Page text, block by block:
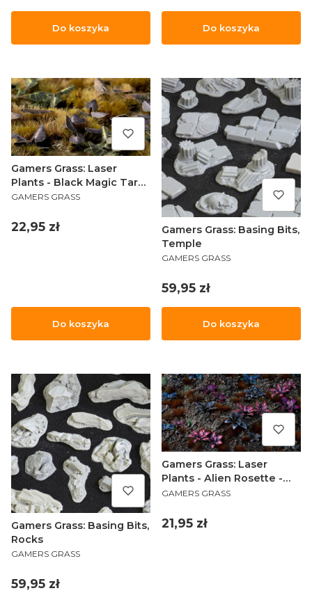
Do koszyka Do koszyka
Gamers Grass: Laser
Plants - Black Magic Taro
- Kolokazja Black Magic
PRODUCENT
GAMERS GRASS
Cena
22,95 zł
Do koszyka
Gamers Grass: Basing Bits,
Temple
PRODUCENT
GAMERS GRASS
Cena
59,95 zł
Do koszyka
Gamers Grass: Basing Bits,
Rocks
PRODUCENT
GAMERS GRASS
Cena
59,95 zł
Gamers Grass: Laser
Plants - Alien Rosette -
Kosmiczna Rozeta
PRODUCENT
GAMERS GRASS
Cena
21,95 zł